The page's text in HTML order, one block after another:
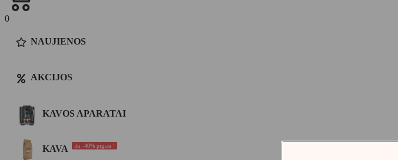
0
NAUJIENOS
AKCIJOS
KAVOS APARATAI
KAVA iki -40% pigiau !